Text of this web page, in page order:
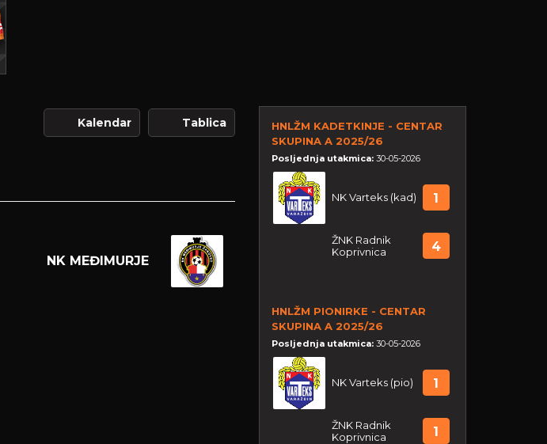
Kalendar Tablica
NK MEĐIMURJE
HNLŽM KADETKINJE - CENTAR
SKUPINA A 2025/26
Posljednja utakmica: 30-05-2026
NK Varteks (kad) 1
ŽNK Radnik
Koprivnica
4
HNLŽM PIONIRKE - CENTAR
SKUPINA A 2025/26
Posljednja utakmica: 30-05-2026
NK Varteks (pio) 1
ŽNK Radnik
Koprivnica
1